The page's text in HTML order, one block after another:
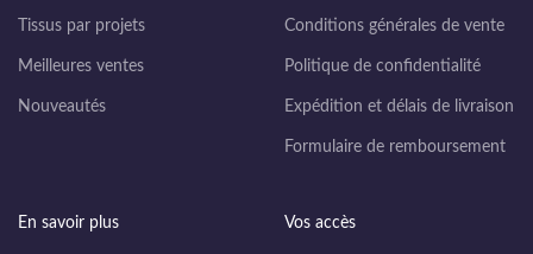
Tissus par projets
Meilleures ventes
Nouveautés
Conditions générales de vente
Politique de confidentialité
Expédition et délais de livraison
Formulaire de remboursement
En savoir plus Vos accès